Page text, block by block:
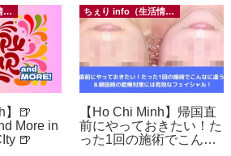
ちぇり info（生活情報）
】🍺
More in
🍺
ちぇり info（生活情報）
【Ho Chi Minh】帰国直
前にやっておきたい！た
った1回の施術でこんな